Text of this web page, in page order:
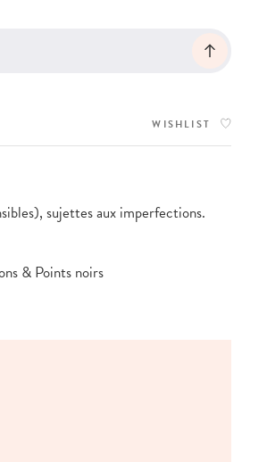
WISHLIST
sujettes aux imperfections.
& Points noirs